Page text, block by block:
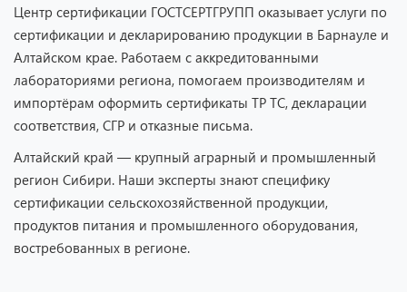
Центр сертификации ГОСТСЕРТГРУПП оказывает услуги по
сертификации и декларированию продукции в Барнауле и
Алтайском крае. Работаем с аккредитованными
лабораториями региона, помогаем производителям и
импортёрам оформить сертификаты ТР ТС, декларации
соответствия, СГР и отказные письма.
Алтайский край — крупный аграрный и промышленный
регион Сибири. Наши эксперты знают специфику
сертификации сельскохозяйственной продукции,
продуктов питания и промышленного оборудования,
востребованных в регионе.